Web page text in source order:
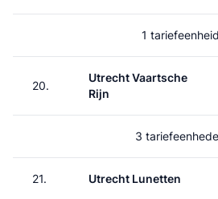
1 tariefeenheid
20.
Utrecht Vaartsche
Rijn
3
21. Utrecht Lunetten